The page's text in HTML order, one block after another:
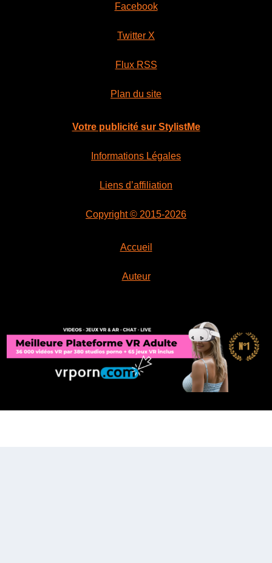
Facebook
Twitter X
Flux RSS
Plan du site
Votre publicité sur StylistMe
Informations Légales
Liens d’affiliation
Copyright © 2015-2026
Accueil
Auteur